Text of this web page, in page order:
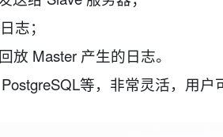
志；
Master 产生的日志。
等，非常灵活，用户